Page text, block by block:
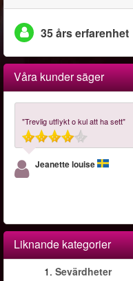
35 års erfarenhet
Våra kunder säger
"Trevlig utflykt o kul att ha sett"
Jeanette louise
Liknande kategorier
1. Sevärdheter